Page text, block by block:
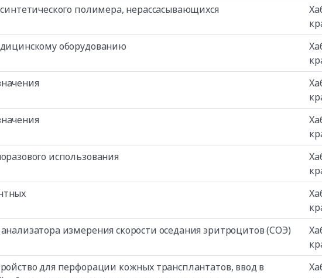
полимера, нерассасывающихся
оборудованию
использования
измерения скорости оседания эритроцитов (СОЭ)
для перфорации кожных трансплантатов, ввод в